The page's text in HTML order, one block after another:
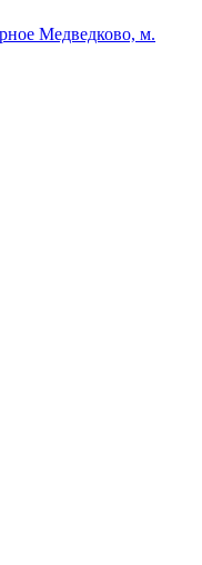
Медведково, м.